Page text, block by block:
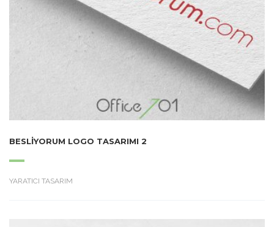
BESLIYORUM LOGO TASARIMI 2
YARATICI TASARIM